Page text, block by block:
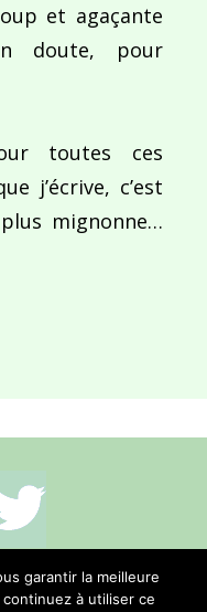
et agaçante
doute, pour
toutes ces
j’écrive, c’est
mignonne…
de cookies-
garantir la meilleure
à utiliser ce